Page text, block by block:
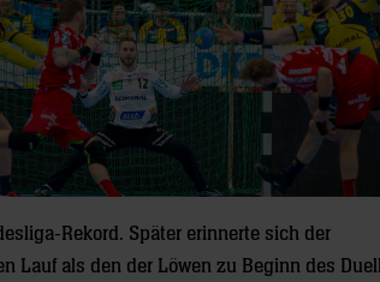
Rekord. Später erinnerte sich der
Lauf als den der Löwen zu Beginn des